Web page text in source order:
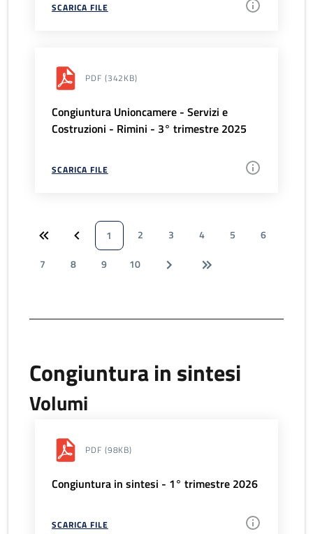
SCARICA FILE
PDF (342KB)
Congiuntura Unioncamere - Servizi e
Costruzioni - Rimini - 3° trimestre 2025
SCARICA FILE
1 2 3 4 5
6
7
8 9 10
Congiuntura in sintesi
Volumi
PDF (98KB)
Congiuntura in sintesi - 1° trimestre 2026
SCARICA FILE